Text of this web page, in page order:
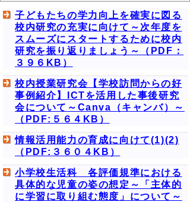
子どもたちの学力向上を確実に図る
校内研究の充実に向けて～次年度を
スムーズにスタートするために校内
研究を振り返りましょう～（PDF：
３９６KB）
校内授業研究会【学校訪問からの好
事例紹介】ICTを活用した事後研究
会について～Canva（キャンバ）～
（PDF:５６４KB）
情報活用能力の育成に向けて(1)(2)
（PDF:３６０４KB）
小学校生活科 各評価規準における
具体的な児童の姿の想定～「主体的
に学習に取り組む態度」について～